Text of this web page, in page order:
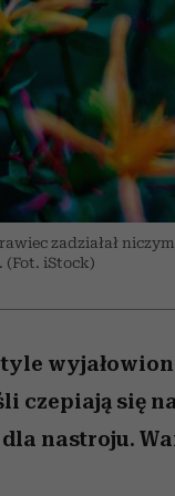
zadziałał
(Fot. iStock)
czepiają się
nastroju.